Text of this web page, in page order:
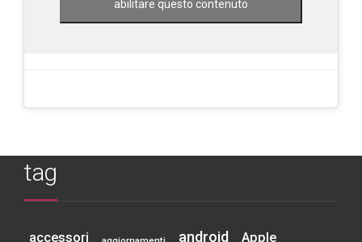
abilitare questo contenuto
tag
accessori android Apple